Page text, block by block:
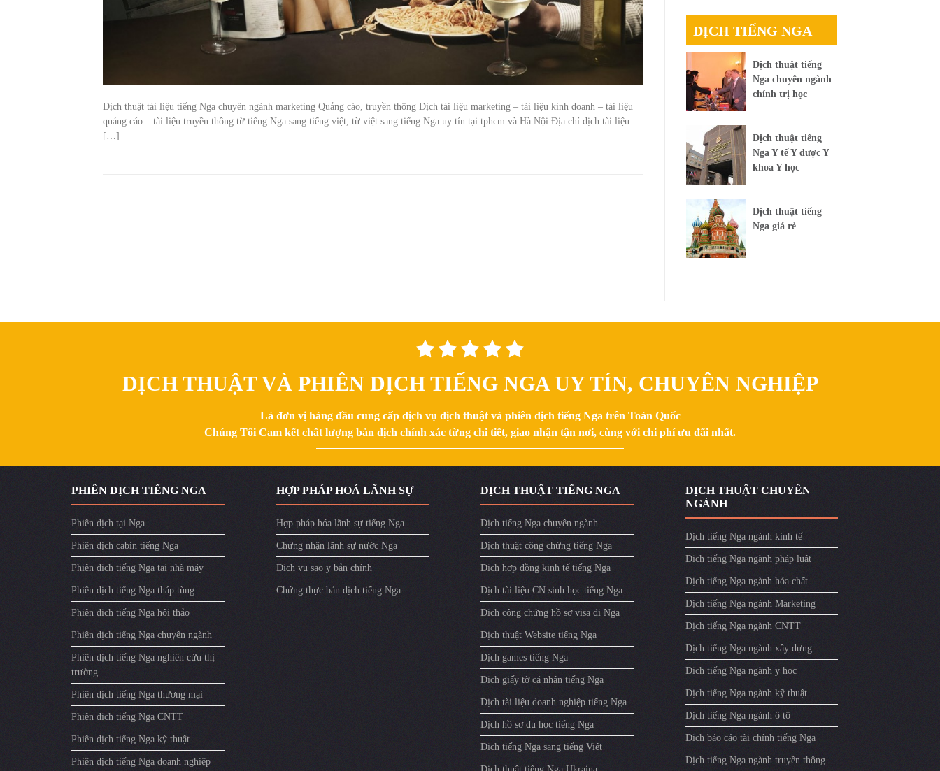
Dịch thuật tài liệu tiếng Nga chuyên ngành marketing Quảng cáo, truyền thông Dịch tài liệu marketing – tài liệu kinh doanh – tài liệu
quảng cáo – tài liệu truyền thông từ tiếng Nga sang tiếng việt, từ việt sang tiếng Nga uy tín tại tphcm và Hà Nội Địa chỉ dịch tài liệu
[…]
DỊCH TIẾNG NGA
Dịch thuật tiếng
Nga chuyên ngành
chính trị học
Dịch thuật tiếng
Nga Y tế Y dược Y
khoa Y học
Dịch thuật tiếng
Nga giá rẻ
DỊCH THUẬT VÀ PHIÊN DỊCH TIẾNG NGA UY TÍN, CHUYÊN NGHIỆP
Là đơn vị hàng đầu cung cấp dịch vụ dịch thuật và phiên dịch tiếng Nga trên Toàn Quốc
Chúng Tôi Cam kết chất lượng bản dịch chính xác từng chi tiết, giao nhận tận nơi, cùng với chi phí ưu đãi nhất.
PHIÊN DỊCH TIẾNG NGA
Phiên dịch tại Nga
Phiên dịch cabin tiếng Nga
Phiên dịch tiếng Nga tại nhà máy
Phiên dịch tiếng Nga tháp tùng
Phiên dịch tiếng Nga hội thảo
Phiên dịch tiếng Nga chuyên ngành
Phiên dịch tiếng Nga nghiên cứu thị
trường
Phiên dịch tiếng Nga thương mại
Phiên dịch tiếng Nga CNTT
Phiên dịch tiếng Nga kỹ thuật
Phiên dịch tiếng Nga doanh nghiệp
HỢP PHÁP HOÁ LÃNH SỰ
Hợp pháp hóa lãnh sự tiếng Nga
Chứng nhận lãnh sự nước Nga
Dịch vụ sao y bản chính
Chứng thực bản dịch tiếng Nga
DỊCH THUẬT TIẾNG NGA
Dịch tiếng Nga chuyên ngành
Dịch thuật công chứng tiếng Nga
Dịch hợp đồng kinh tế tiếng Nga
Dịch tài liệu CN sinh học tiếng Nga
Dịch công chứng hồ sơ visa đi Nga
Dịch thuật Website tiếng Nga
Dịch games tiếng Nga
Dịch giấy tờ cá nhân tiếng Nga
Dịch tài liệu doanh nghiệp tiếng Nga
Dịch hồ sơ du học tiếng Nga
Dịch tiếng Nga sang tiếng Việt
DỊCH THUẬT CHUYÊN
NGÀNH
Dịch tiếng Nga ngành kinh tế
Dịch tiếng Nga ngành pháp luật
Dịch tiếng Nga ngành hóa chất
Dịch tiếng Nga ngành Marketing
Dịch tiếng Nga ngành CNTT
Dịch tiếng Nga ngành xây dựng
Dịch tiếng Nga ngành y học
Dịch tiếng Nga ngành kỹ thuật
Dịch tiếng Nga ngành ô tô
Dịch báo cáo tài chính tiếng Nga
Dịch tiếng Nga ngành truyền thông